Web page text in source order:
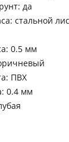
да
стальной
0.5 мм
ПВХ
0.4 мм